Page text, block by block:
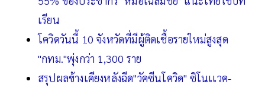
เรียน
โควิดวันนี้ 10 จังหวัดที่มีผู้ติดเชื้อรายใหม่สูงสุด
"กทม."พุ่งกว่า 1,300 ราย
สรุปผลข้างเคียงหลังฉีด"วัคซีนโควิด" ซิโนเเวค-